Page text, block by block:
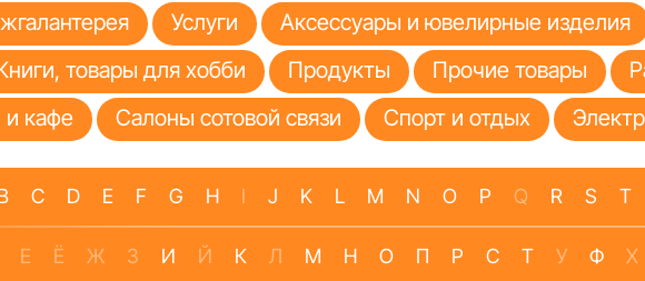
Услуги Аксессуары и ювелирные изделия
товары для хобби Продукты Прочие товары
и кафе
Салоны сотовой связи Спорт и отдых
C D E F G H I J K L M N O P Q R S T
Е Ё Ж З И Й К Л М Н О П Р С Т У Ф Х